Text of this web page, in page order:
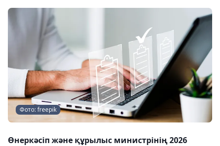
Фото: freepik
Өнеркәсіп және құрылыс министрінің 2026